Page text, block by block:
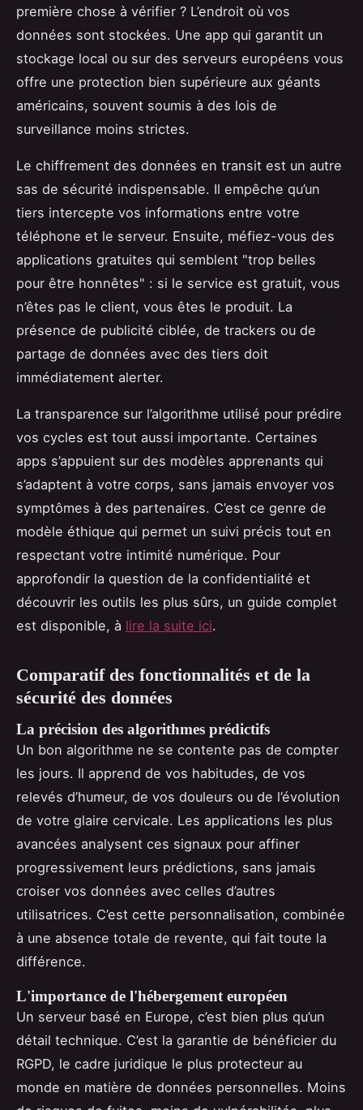
première chose à vérifier ? L’endroit où vos
données sont stockées. Une app qui garantit un
stockage local ou sur des serveurs européens vous
offre une protection bien supérieure aux géants
américains, souvent soumis à des lois de
surveillance moins strictes.
Le chiffrement des données en transit est un autre
sas de sécurité indispensable. Il empêche qu’un
tiers intercepte vos informations entre votre
téléphone et le serveur. Ensuite, méfiez-vous des
applications gratuites qui semblent "trop belles
pour être honnêtes" : si le service est gratuit, vous
n’êtes pas le client, vous êtes le produit. La
présence de publicité ciblée, de trackers ou de
partage de données avec des tiers doit
immédiatement alerter.
La transparence sur l’algorithme utilisé pour prédire
vos cycles est tout aussi importante. Certaines
apps s’appuient sur des modèles apprenants qui
s’adaptent à votre corps, sans jamais envoyer vos
symptômes à des partenaires. C’est ce genre de
modèle éthique qui permet un suivi précis tout en
respectant votre intimité numérique. Pour
approfondir la question de la confidentialité et
découvrir les outils les plus sûrs, un guide complet
est disponible, à lire la suite ici.
Comparatif des fonctionnalités et de la
sécurité des données
La précision des algorithmes prédictifs
Un bon algorithme ne se contente pas de compter
les jours. Il apprend de vos habitudes, de vos
relevés d’humeur, de vos douleurs ou de l’évolution
de votre glaire cervicale. Les applications les plus
avancées analysent ces signaux pour affiner
progressivement leurs prédictions, sans jamais
croiser vos données avec celles d’autres
utilisatrices. C’est cette personnalisation, combinée
à une absence totale de revente, qui fait toute la
différence.
L'importance de l'hébergement européen
Un serveur basé en Europe, c’est bien plus qu’un
détail technique. C’est la garantie de bénéficier du
RGPD, le cadre juridique le plus protecteur au
monde en matière de données personnelles. Moins